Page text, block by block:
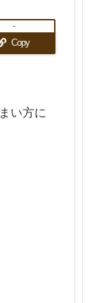
Copy
-
い方に